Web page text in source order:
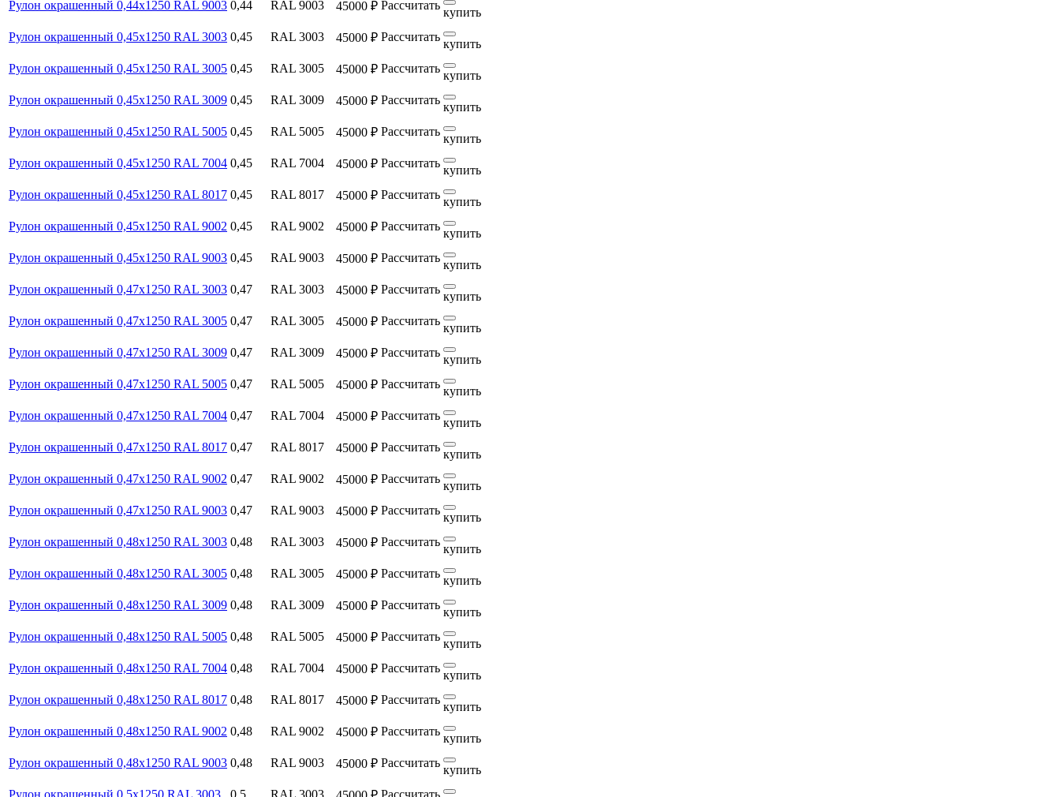
Рулон окрашенный 0,44х1250 RAL 9003 0,44 RAL 9003 45000 ₽ Рассчитать
купить
Рулон окрашенный 0,45х1250 RAL 3003 0,45 RAL 3003 45000 ₽ Рассчитать
купить
Рулон окрашенный 0,45х1250 RAL 3005 0,45 RAL 3005 45000 ₽ Рассчитать
купить
Рулон окрашенный 0,45х1250 RAL 3009 0,45 RAL 3009 45000 ₽ Рассчитать
купить
Рулон окрашенный 0,45х1250 RAL 5005 0,45 RAL 5005 45000 ₽ Рассчитать
купить
Рулон окрашенный 0,45х1250 RAL 7004 0,45 RAL 7004 45000 ₽ Рассчитать
купить
Рулон окрашенный 0,45х1250 RAL 8017 0,45 RAL 8017 45000 ₽ Рассчитать
купить
Рулон окрашенный 0,45х1250 RAL 9002 0,45 RAL 9002 45000 ₽ Рассчитать
купить
Рулон окрашенный 0,45х1250 RAL 9003 0,45 RAL 9003 45000 ₽ Рассчитать
купить
Рулон окрашенный 0,47х1250 RAL 3003 0,47 RAL 3003 45000 ₽ Рассчитать
купить
Рулон окрашенный 0,47х1250 RAL 3005 0,47 RAL 3005 45000 ₽ Рассчитать
купить
Рулон окрашенный 0,47х1250 RAL 3009 0,47 RAL 3009 45000 ₽ Рассчитать
купить
Рулон окрашенный 0,47х1250 RAL 5005 0,47 RAL 5005 45000 ₽ Рассчитать
купить
Рулон окрашенный 0,47х1250 RAL 7004 0,47 RAL 7004 45000 ₽ Рассчитать
купить
Рулон окрашенный 0,47х1250 RAL 8017 0,47 RAL 8017 45000 ₽ Рассчитать
купить
Рулон окрашенный 0,47х1250 RAL 9002 0,47 RAL 9002 45000 ₽ Рассчитать
купить
Рулон окрашенный 0,47х1250 RAL 9003 0,47 RAL 9003 45000 ₽ Рассчитать
купить
Рулон окрашенный 0,48х1250 RAL 3003 0,48 RAL 3003 45000 ₽ Рассчитать
купить
Рулон окрашенный 0,48х1250 RAL 3005 0,48 RAL 3005 45000 ₽ Рассчитать
купить
Рулон окрашенный 0,48х1250 RAL 3009 0,48 RAL 3009 45000 ₽ Рассчитать
купить
Рулон окрашенный 0,48х1250 RAL 5005 0,48 RAL 5005 45000 ₽ Рассчитать
купить
Рулон окрашенный 0,48х1250 RAL 7004 0,48 RAL 7004 45000 ₽ Рассчитать
купить
Рулон окрашенный 0,48х1250 RAL 8017 0,48 RAL 8017 45000 ₽ Рассчитать
купить
Рулон окрашенный 0,48х1250 RAL 9002 0,48 RAL 9002 45000 ₽ Рассчитать
купить
Рулон окрашенный 0,48х1250 RAL 9003 0,48 RAL 9003 45000 ₽ Рассчитать
купить
Рулон окрашенный 0,5х1250 RAL 3003
0,5 RAL 3003 Рассчитать